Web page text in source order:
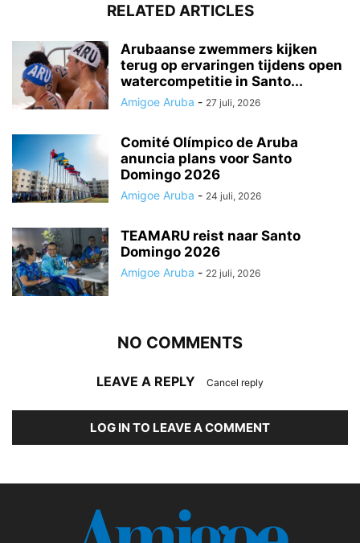
RELATED ARTICLES
Arubaanse zwemmers kijken
terug op ervaringen tijdens open
watercompetitie in Santo...
Amigoe Aruba - 27 juli, 2026
Comité Olímpico de Aruba
anuncia plans voor Santo
Domingo 2026
Amigoe Aruba - 24 juli, 2026
TEAMARU reist naar Santo
Domingo 2026
Amigoe Aruba - 22 juli, 2026
NO COMMENTS
LEAVE A REPLY Cancel reply
LOG IN TO LEAVE A COMMENT